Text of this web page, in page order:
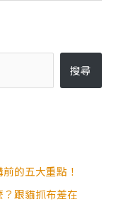
搜尋
的五大重點！
跟貓抓布差在